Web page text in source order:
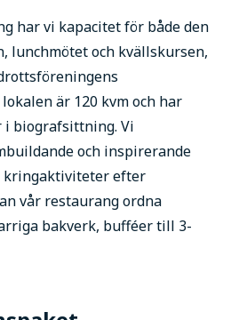
har vi kapacitet för både den
lunchmötet och kvällskursen,
är 120 kvm och har
i biografsittning. Vi
och inspirerande
efter
vår restaurang ordna
bakverk, bufféer till 3-